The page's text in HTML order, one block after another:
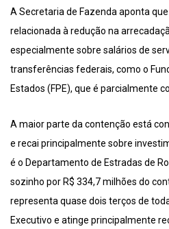
A Secretaria de Fazenda aponta
relacionada à redução na
especialmente sobre salários de
transferências federais, como o
Estados (FPE), que é parcialmente
A maior parte da contenção está
e recai principalmente sobre
é o Departamento de Estradas de
sozinho por R$ 334,7 milhões do
representa quase dois terços de
Executivo e atinge principalmente